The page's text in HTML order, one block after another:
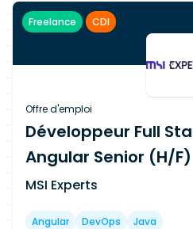
Angular Contribuer à
des applications
l'industrialisation (Docker,
TypeScript Docker,
Freelance CDI
Offre d'emploi
Développeur Full
Angular Senior (H/F)
MSI Experts
Angular DevOps Java